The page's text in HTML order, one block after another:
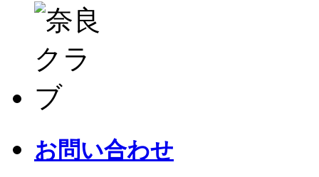
お問い合わせ